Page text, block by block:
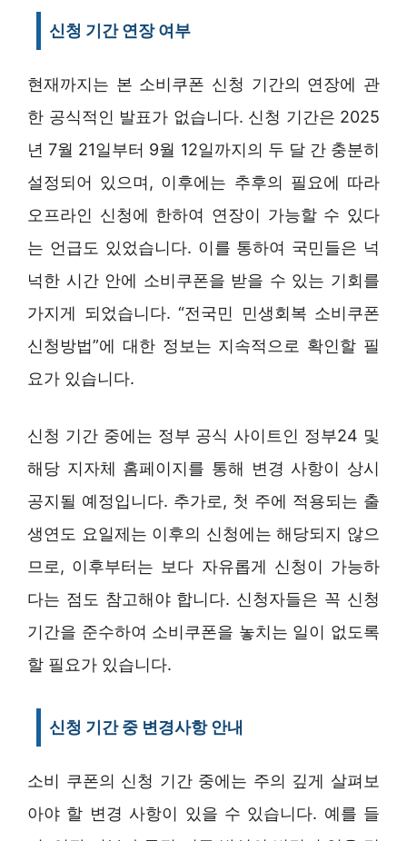
신청 기간 연장 여부
현재까지는 본 소비쿠폰 신청 기간의 연장에 관
한 공식적인 발표가 없습니다. 신청 기간은 2025
년 7월 21일부터 9월 12일까지의 두 달 간 충분히
설정되어 있으며, 이후에는 추후의 필요에 따라
오프라인 신청에 한하여 연장이 가능할 수 있다
는 언급도 있었습니다. 이를 통하여 국민들은 넉
넉한 시간 안에 소비쿠폰을 받을 수 있는 기회를
가지게 되었습니다. “전국민 민생회복 소비쿠폰
신청방법”에 대한 정보는 지속적으로 확인할 필
요가 있습니다.
신청 기간 중에는 정부 공식 사이트인 정부24 및
해당 지자체 홈페이지를 통해 변경 사항이 상시
공지될 예정입니다. 추가로, 첫 주에 적용되는 출
생연도 요일제는 이후의 신청에는 해당되지 않으
므로, 이후부터는 보다 자유롭게 신청이 가능하
다는 점도 참고해야 합니다. 신청자들은 꼭 신청
기간을 준수하여 소비쿠폰을 놓치는 일이 없도록
할 필요가 있습니다.
신청 기간 중 변경사항 안내
소비 쿠폰의 신청 기간 중에는 주의 깊게 살펴보
아야 할 변경 사항이 있을 수 있습니다. 예를 들